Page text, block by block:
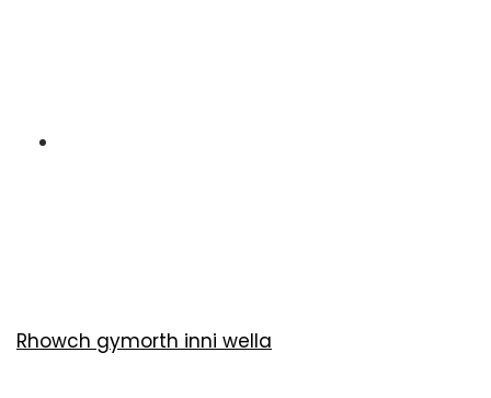
Rhowch gymorth inni wella